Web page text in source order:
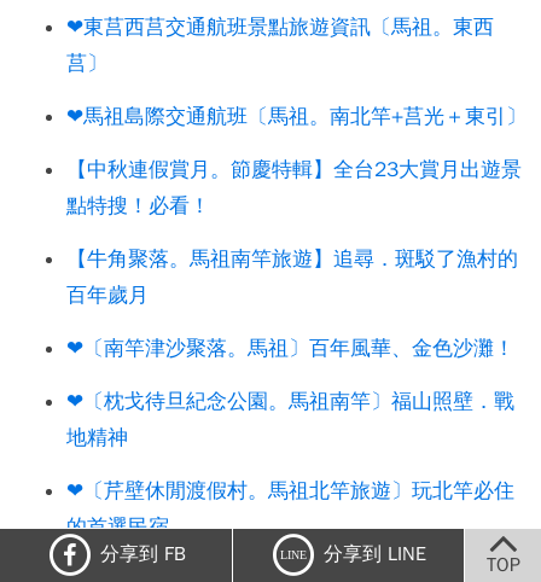
❤東莒西莒交通航班景點旅遊資訊〔馬祖。東西
莒〕
❤馬祖島際交通航班〔馬祖。南北竿+莒光＋東引〕
【中秋連假賞月。節慶特輯】全台23大賞月出遊景
點特搜！必看！
【牛角聚落。馬祖南竿旅遊】追尋．斑駁了漁村的
百年歲月
❤〔南竿津沙聚落。馬祖〕百年風華、金色沙灘！
❤〔枕戈待旦紀念公園。馬祖南竿〕福山照壁．戰
地精神
❤〔芹壁休閒渡假村。馬祖北竿旅遊〕玩北竿必住
的首選民宿
分享到 FB LINE 分享到 LINE TOP